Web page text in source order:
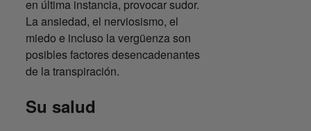
en última instancia, provocar sudor.
La ansiedad, el nerviosismo, el
miedo e incluso la vergüenza son
posibles factores desencadenantes
de la transpiración.
Su salud